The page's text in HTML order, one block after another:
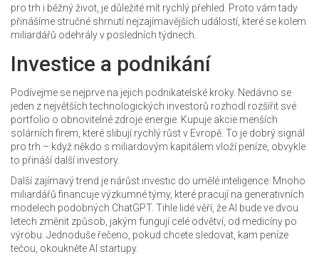
i
pro trh i běžný život, je důležité mít rychlý přehled. Proto vám tady
přinášíme stručné shrnutí nejzajímavějších událostí, které se kolem
miliardářů odehrály v posledních týdnech.
Investice a podnikání
Podívejme se nejprve na jejich podnikatelské kroky. Nedávno se
jeden z největších technologických investorů rozhodl rozšířit své
portfolio o obnovitelné zdroje energie. Kupuje akcie menších
solárních firem, které slibují rychlý růst v Evropě. To je dobrý signál
pro trh – když někdo s miliardovým kapitálem vloží peníze, obvykle
to přináší další investory.
Další zajímavý trend je nárůst investic do umělé inteligence. Mnoho
miliardářů financuje výzkumné týmy, které pracují na generativních
modelech podobných ChatGPT. Tihle lidé věří, že AI bude ve dvou
letech změnit způsob, jakým fungují celé odvětví, od medicíny po
výrobu. Jednoduše řečeno, pokud chcete sledovat, kam peníze
tečou, okoukněte AI startupy.